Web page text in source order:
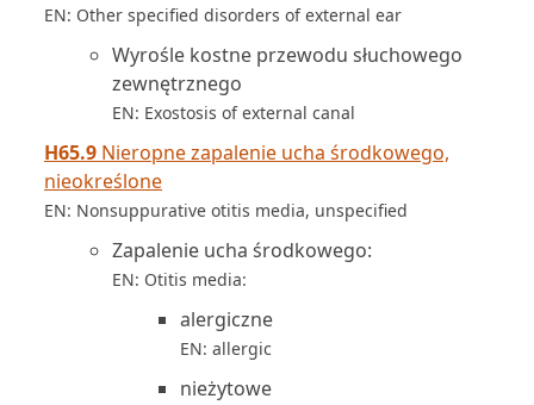
EN: Other specified disorders of external ear
Wyrośle kostne przewodu słuchowego
zewnętrznego
EN: Exostosis of external canal
H65.9 Nieropne zapalenie ucha środkowego,
nieokreślone
EN: Nonsuppurative otitis media, unspecified
Zapalenie ucha środkowego:
EN: Otitis media:
alergiczne
EN: allergic
nieżytowe